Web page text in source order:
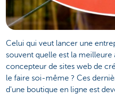
Celui qui veut lancer une
souvent quelle est la
concepteur de sites web de
le faire soi-même ? Ces
d'une boutique en ligne est